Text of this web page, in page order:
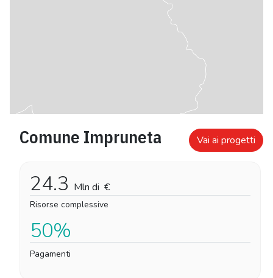
Comune Impruneta Vai ai progetti
24.3 Mln di €
Risorse complessive
50%
Pagamenti